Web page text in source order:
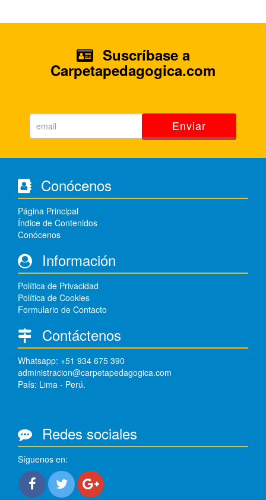
Suscríbase a
Carpetapedagogica.com
Enviar
Conócenos
Página Principal
Índice de Contenidos
Conócenos
Información
Política de Privacidad
Política de Cookies
Formulario de Contacto
Contáctenos
Whatsapp: +51 934 675 390
administracion@carpetapedagogica.com
País: Lima - Perú.
Redes sociales
Síguenos en: